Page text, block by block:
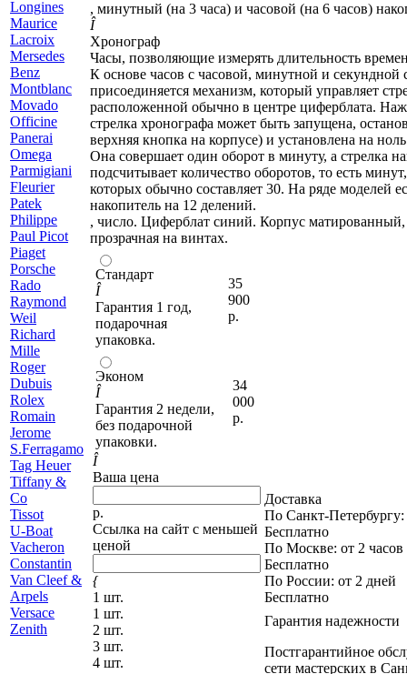
Longines
Maurice
Lacroix
Mersedes
Benz
Montblanc
Movado
Officine
Panerai
Omega
Parmigiani
Fleurier
Patek
Philippe
Paul Picot
Piaget
Porsche
Rado
Raymond
Weil
Richard
Mille
Roger
Dubuis
Rolex
Romain
Jerome
S.Ferragamo
Tag Heuer
Tiffany &
Co
Tissot
U-Boat
Vacheron
Constantin
Van Cleef &
Arpels
Versace
Zenith
, минутный (на 3 часа) и часовой (на 6 часов)
Î
Хронограф
Часы, позволяющие измерять длительность
К основе часов с часовой, минутной и секундной
присоединяется механизм, который управляет
расположенной обычно в центре циферблата.
стрелка хронографа может быть запущена,
верхняя кнопка на корпусе) и установлена на
Она совершает один оборот в минуту, а стрелка
подсчитывает количество оборотов, то есть
которых обычно составляет 30. На ряде моделей
накопитель на 12 делений.
, число. Циферблат синий. Корпус
прозрачная на винтах.
Стандарт
Î
Гарантия 1 год,
подарочная
упаковка.
35
900
р.
Эконом
Î
Гарантия 2 недели,
без подарочной
упаковки.
34
000
р.
Î
Ваша цена
р.
Ссылка на сайт с меньшей
ценой
{
1 шт.
1 шт.
2 шт.
3 шт.
4 шт.
Доставка
По Санкт-Петербургу
Бесплатно
По Москве: от 2 часов
Бесплатно
По России: от 2 дней
Бесплатно
Гарантия надежности
Постгарантийное
сети мастерских в